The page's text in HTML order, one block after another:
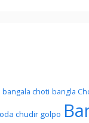
bangala choti bangla
chudir golpo